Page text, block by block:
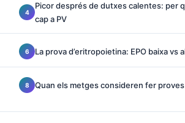
Picor després de dutxes calentes: per
cap a PV
La prova d’eritropoietina: EPO baixa vs
Quan els metges consideren fer